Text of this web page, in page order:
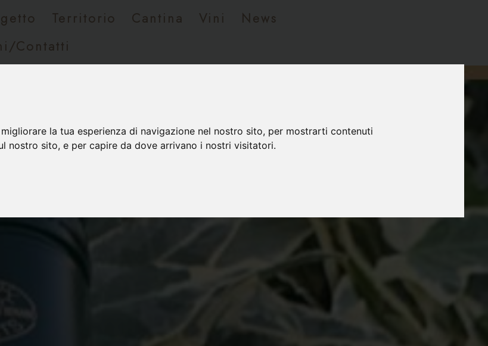
la tua esperienza di navigazione nel nostro sito, per mostrarti contenuti
nostro sito, e per capire da dove arrivano i nostri visitatori.
Territorio Cantina Vini
News
Contatti